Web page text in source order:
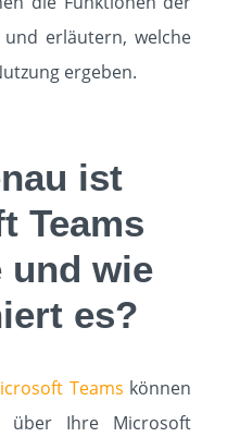
und erläutern, welche
ergeben.
ist
Teams
und wie
es?
Teams können
über Ihre Microsoft